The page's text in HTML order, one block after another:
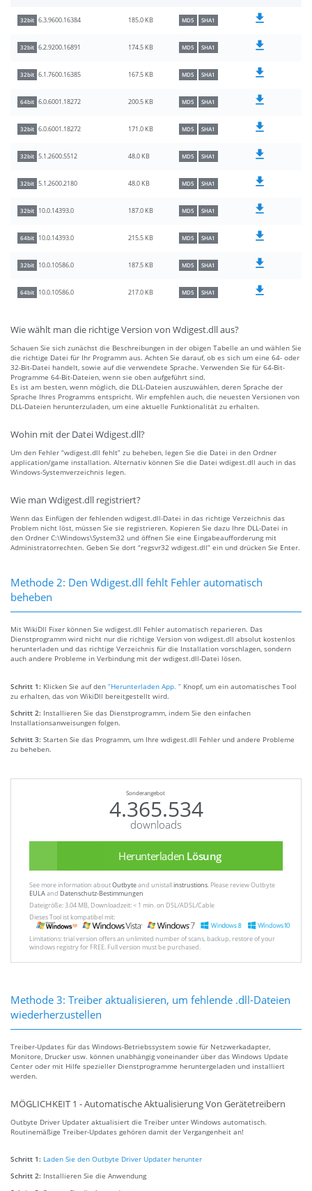
32bit 6.3.9600.16384 185.0 KB MD5 SHA1
32bit 6.2.9200.16891 174.5 KB MD5 SHA1
32bit 6.1.7600.16385 167.5 KB MD5 SHA1
64bit 6.0.6001.18272 200.5 KB MD5 SHA1
32bit 6.0.6001.18272 171.0 KB MD5 SHA1
32bit 5.1.2600.5512 48.0 KB MD5 SHA1
32bit 5.1.2600.2180 48.0 KB MD5 SHA1
32bit 10.0.14393.0 187.0 KB MD5 SHA1
64bit 10.0.14393.0 215.5 KB MD5 SHA1
32bit 10.0.10586.0 187.5 KB MD5 SHA1
64bit 10.0.10586.0 217.0 KB MD5 SHA1
Wie wählt man die richtige Version von Wdigest.dll aus?
Schauen Sie sich zunächst die Beschreibungen in der obigen Tabelle an und wählen Sie
die richtige Datei für Ihr Programm aus. Achten Sie darauf, ob es sich um eine 64- oder
32-Bit-Datei handelt, sowie auf die verwendete Sprache. Verwenden Sie für 64-Bit-
Programme 64-Bit-Dateien, wenn sie oben aufgeführt sind.
Es ist am besten, wenn möglich, die DLL-Dateien auszuwählen, deren Sprache der
Sprache Ihres Programms entspricht. Wir empfehlen auch, die neuesten Versionen von
DLL-Dateien herunterzuladen, um eine aktuelle Funktionalität zu erhalten.
Wohin mit der Datei Wdigest.dll?
Um den Fehler “wdigest.dll fehlt” zu beheben, legen Sie die Datei in den Ordner
application/game installation. Alternativ können Sie die Datei wdigest.dll auch in das
Windows-Systemverzeichnis legen.
Wie man Wdigest.dll registriert?
Wenn das Einfügen der fehlenden wdigest.dll-Datei in das richtige Verzeichnis das
Problem nicht löst, müssen Sie sie registrieren. Kopieren Sie dazu Ihre DLL-Datei in
den Ordner C:\Windows\System32 und öffnen Sie eine Eingabeaufforderung mit
Administratorrechten. Geben Sie dort “regsvr32 wdigest.dll” ein und drücken Sie Enter.
Methode 2: Den Wdigest.dll fehlt Fehler automatisch
beheben
Mit WikiDll Fixer können Sie wdigest.dll Fehler automatisch reparieren. Das
Dienstprogramm wird nicht nur die richtige Version von wdigest.dll absolut kostenlos
herunterladen und das richtige Verzeichnis für die Installation vorschlagen, sondern
auch andere Probleme in Verbindung mit der wdigest.dll-Datei lösen.
Schritt 1: Klicken Sie auf den “Herunterladen App. ” Knopf, um ein automatisches Tool
zu erhalten, das von WikiDll bereitgestellt wird.
Schritt 2: Installieren Sie das Dienstprogramm, indem Sie den einfachen
Installationsanweisungen folgen.
Schritt 3: Starten Sie das Programm, um Ihre wdigest.dll Fehler und andere Probleme
zu beheben.
Sonderangebot
4.365.534
downloads
Herunterladen Lösung
See more information aboutOutbyteand unistallinstrustions. Please review Outbyte
EULAand Datenschutz-Bestimmungen
Dateigröße: 3.04 MB, Downloadzeit: < 1 min. on DSL/ADSL/Cable
Dieses Tool ist kompatibel mit:
Limitations: trial version offers an unlimited number of scans, backup, restore of your
windows registry for FREE. Full version must be purchased.
Methode 3: Treiber aktualisieren, um fehlende .dll-Dateien
wiederherzustellen
Treiber-Updates für das Windows-Betriebssystem sowie für Netzwerkadapter,
Monitore, Drucker usw. können unabhängig voneinander über das Windows Update
Center oder mit Hilfe spezieller Dienstprogramme heruntergeladen und installiert
werden.
MÖGLICHKEIT 1 - Automatische Aktualisierung Von Gerätetreibern
Outbyte Driver Updater aktualisiert die Treiber unter Windows automatisch.
Routinemäßige Treiber-Updates gehören damit der Vergangenheit an!
Schritt 1: Laden Sie den Outbyte Driver Updater herunter
Schritt 2: Installieren Sie die Anwendung